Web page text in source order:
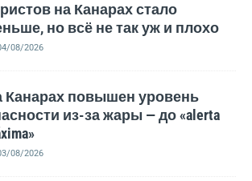
на Канарах стало
но всё не так уж и плохо
08/2026
Канарах повышен уровень
из-за жары — до «alerta
08/2026